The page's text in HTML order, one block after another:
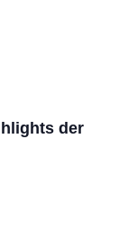
der